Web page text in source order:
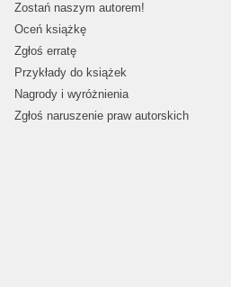
Zostań naszym autorem!
Oceń książkę
Zgłoś erratę
Przykłady do książek
Nagrody i wyróżnienia
Zgłoś naruszenie praw autorskich